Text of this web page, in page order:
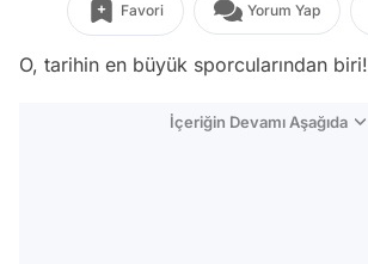
Favori Yorum Yap
O, tarihin en büyük sporcularından biri!
İçeriğin Devamı Aşağıda